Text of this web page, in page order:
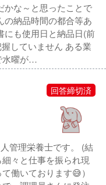
かな～と思ったことで
の納品時間の都合等あ
にも使用日と納品日(前
していません ある業
水曜が…
回答締切済
管理栄養士です。 (結
々と仕事を振られ現
働いております😅）